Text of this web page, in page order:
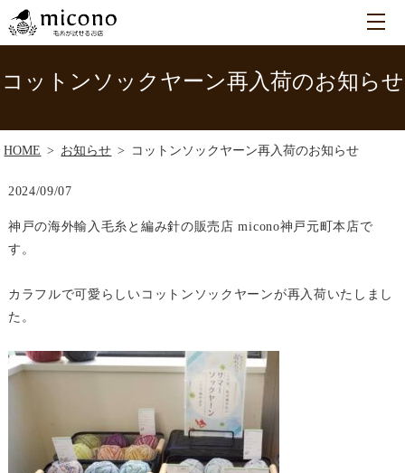
コットンソックヤーン再入荷のお知らせ
HOME お知らせ コットンソックヤーン再入荷のお知らせ
2024/09/07
神戸の海外輸入毛糸と編み針の販売店 micono神戸元町本店で
す。
カラフルで可愛らしいコットンソックヤーンが再入荷いたしまし
た。